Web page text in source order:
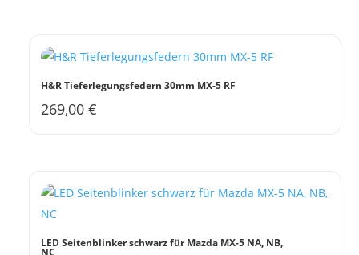
H&R Tieferlegungsfedern 30mm MX-5 RF
269,00€
Varianten
LED Seitenblinker schwarz für Mazda MX-5 NA, NB,